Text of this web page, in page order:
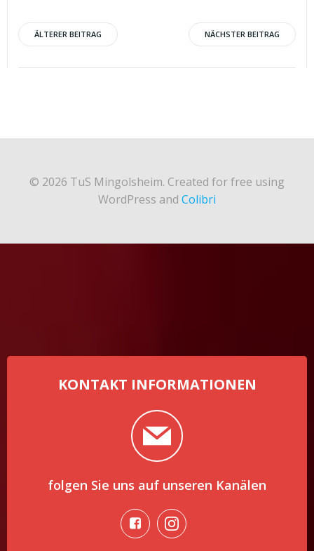
Post
navigation
ÄLTERER BEITRAG
Post
navigation
NÄCHSTER BEITRAG
© 2026 TuS Mingolsheim. Created for free using
WordPress and Colibri
KONTAKT INFORMATIONEN
folgen Sie uns auf unseren Kanälen